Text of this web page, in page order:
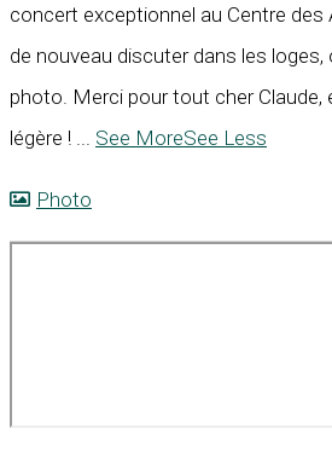
concert exceptionnel au Centre des
de nouveau discuter dans les loges,
photo. Merci pour tout cher Claude,
légère !
See MoreSee Less
Photo